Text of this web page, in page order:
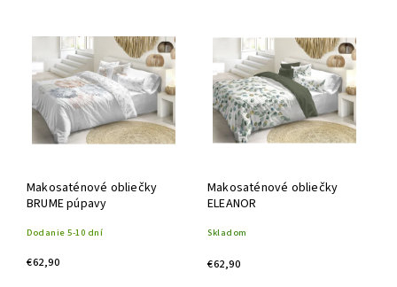
Najpredávanejšie
Abecedne
Makosaténové obliečky
BRUME púpavy
Dodanie 5-10 dní
€62,90
Makosaténové obliečky
ELEANOR
Skladom
€62,90